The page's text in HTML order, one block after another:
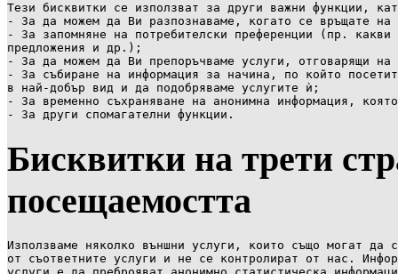
Тези бисквитки се използват за други важни функции,
- За да можем да Ви разпознаваме, когато се връщате на
- За запомняне на потребителски преференции (пр.
предложения и др.);
- За да можем да Ви препоръчваме услуги, отговарящи на
- За събиране на информация за начина, по който
в най-добър вид и да подобряваме услугите ѝ;
- За временно съхраняване на анонимна информация,
- За други спомагателни функции.
Бисквитки на трети
посещаемостта
Използваме няколко външни услуги, които също могат да
от съответните услуги и не се контролират от нас.